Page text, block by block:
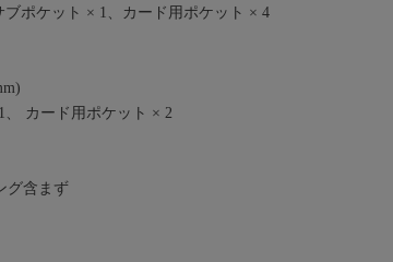
ブポケット × 1、カード用ポケット × 4
、 カード用ポケット × 2
グ含まず